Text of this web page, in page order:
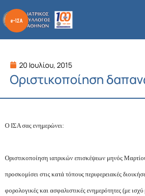
στο
περιεχόμενο
20 Ιουλίου, 2015
Οριστικοποίηση
Ο ΙΣΑ σας ενημερώνει:
Οριστικοποίηση ιατρικών επισκέψεων μηνός
προσκομίσει στις κατά τόπους περιφερειακές
φορολογικές και ασφαλιστικές ενημερότητες (με